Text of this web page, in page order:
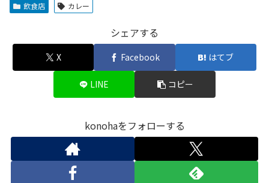
飲食店 カレー
シェアする
X Facebook はてブ
LINE コピー
konohaをフォローする